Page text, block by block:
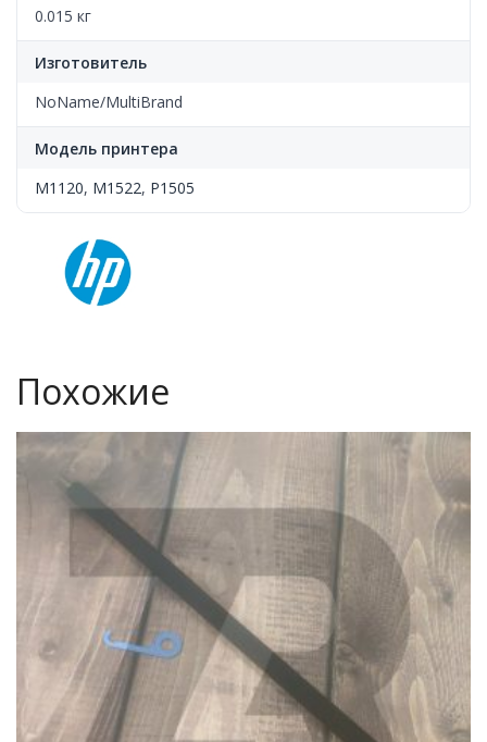
/M1120
RU6-
CN
0.015 кг
Изготовитель
NoName/MultiBrand
Модель принтера
M1120, M1522, P1505
Похожие